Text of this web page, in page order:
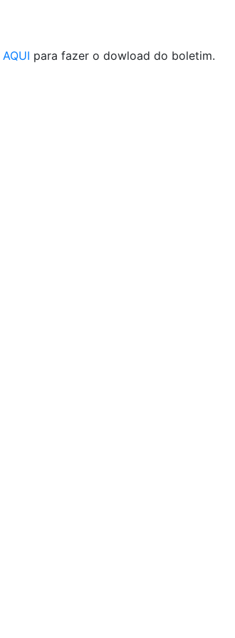
AQUI para fazer o dowload do boletim.